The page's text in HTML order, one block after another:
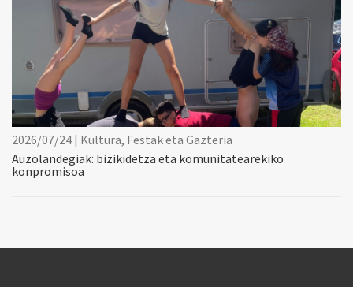
2026/07/24 | Kultura, Festak eta Gazteria
Auzolandegiak: bizikidetza eta komunitatearekiko
konpromisoa